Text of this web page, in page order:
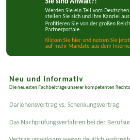
Sie sind Anwalt?!
Werden Sie ein Teil vom
stellen Sie sich und Ihre Kanzlei
Profitieren Sie von der großen
Partnerportale.
Klicken Sie hier und nutzen Sie
auf mehr Mandate aus dem
Neu und informativ
Die neuesten Fachbeiträge unserer kompetenten
Darlehensvertrag vs. Schenkungsvertrag
Das Nachprüfungsverfahren bei der